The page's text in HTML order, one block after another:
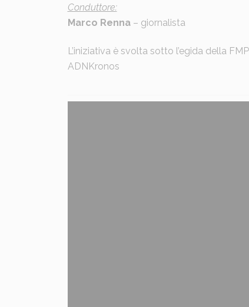
Conduttore:
Marco Renna– giornalista
L’iniziativa è svolta sotto l’egida della
ADNKronos